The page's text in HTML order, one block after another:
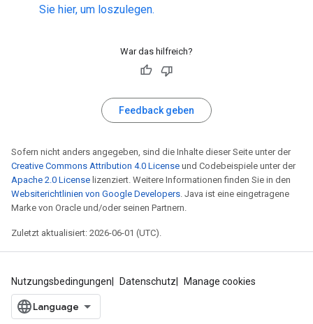
Sie hier, um loszulegen.
War das hilfreich?
Feedback geben
Sofern nicht anders angegeben, sind die Inhalte dieser Seite unter der
Creative Commons Attribution 4.0 License und Codebeispiele unter der
Apache 2.0 License lizenziert. Weitere Informationen finden Sie in den
Websiterichtlinien von Google Developers . Java ist eine eingetragene
Marke von Oracle und/oder seinen Partnern.
Zuletzt aktualisiert: 2026-06-01 (UTC).
Nutzungsbedingungen Datenschutz Manage cookies